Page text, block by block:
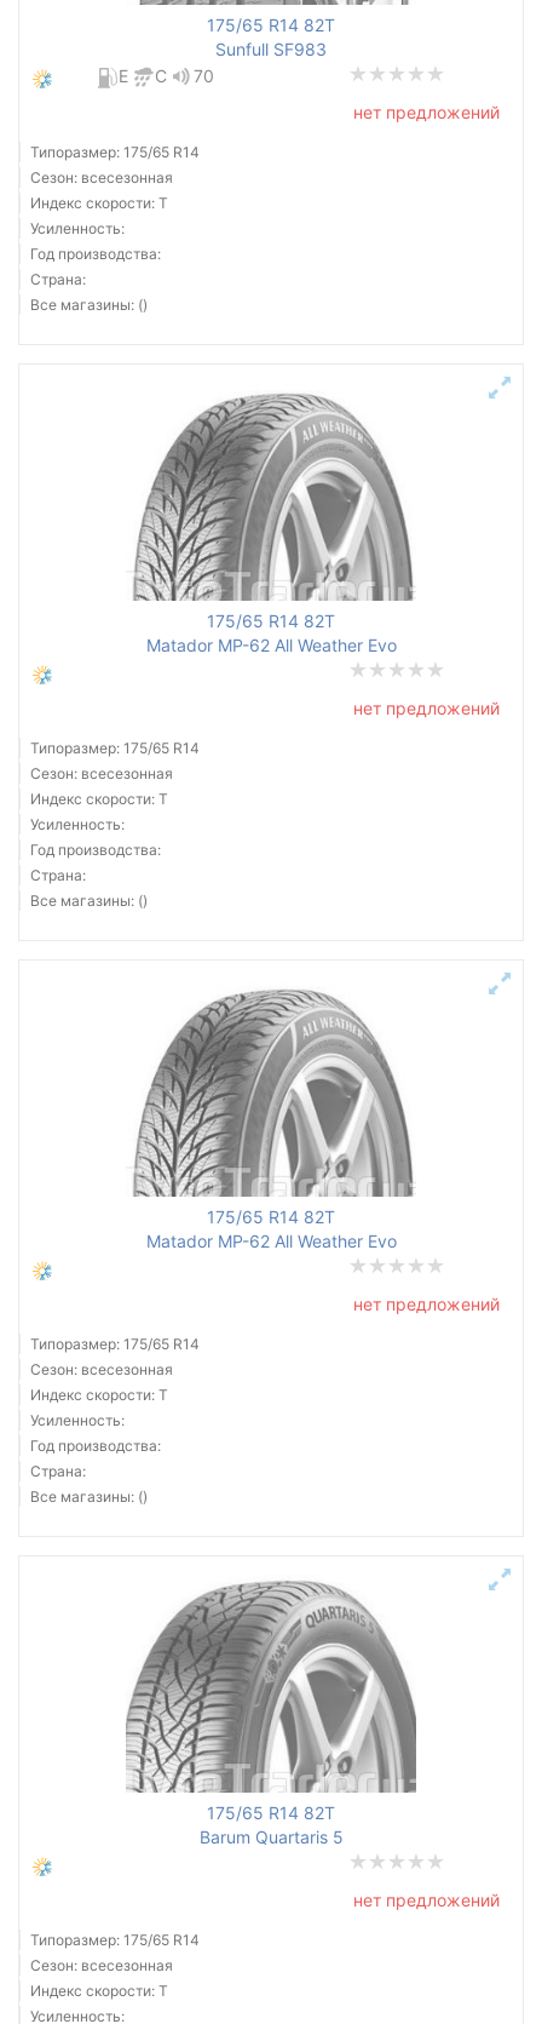
175/65 R14 82T
Sunfull SF983
E
C
70
нет предложений
Типоразмер: 175/65 R14
Сезон: всесезонная
Индекс скорости: T
Усиленность:
Год производства:
Страна:
Все магазины: ()
175/65 R14 82T
Matador MP-62 All Weather Evo
нет предложений
Типоразмер: 175/65 R14
Сезон: всесезонная
Индекс скорости: T
Усиленность:
Год производства:
Страна:
Все магазины: ()
175/65 R14 82T
Matador MP-62 All Weather Evo
нет предложений
Типоразмер: 175/65 R14
Сезон: всесезонная
Индекс скорости: T
Усиленность:
Год производства:
Страна:
Все магазины: ()
175/65 R14 82T
Barum Quartaris 5
нет предложений
Типоразмер: 175/65 R14
Сезон: всесезонная
Индекс скорости: T
Усиленность: